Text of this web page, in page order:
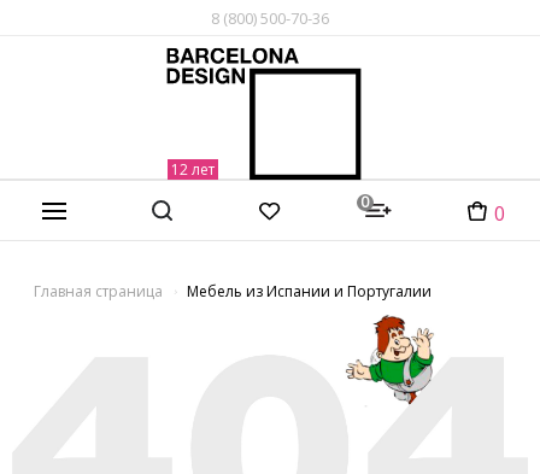
8 (800) 500-70-36
0 0
Главная страница Мебель из Испании и Португалии